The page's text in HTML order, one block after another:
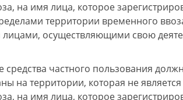
на имя лица, которое
территории временного
лицами, осуществляющими свою
средства частного пользования
на территории, которая не
на имя лица, которое